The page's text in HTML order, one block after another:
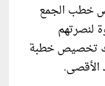
خطب الجمع
لنصرتهم
تخصيص خطبة